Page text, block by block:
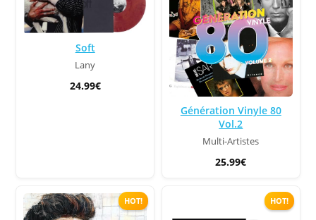
Soft
Lany
24.99€
Génération Vinyle 80
Vol.2
Multi-Artistes
25.99€
HOT! HOT!